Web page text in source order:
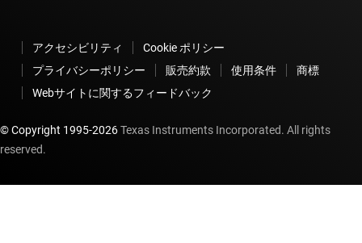
アクセシビリティ
Cookie ポリシー
プライバシーポリシー
販売約款 使用条件
商標
Webサイトに関するフィードバック
© Copyright 1995-2026Texas Instruments Incorporated. All rights
reserved.